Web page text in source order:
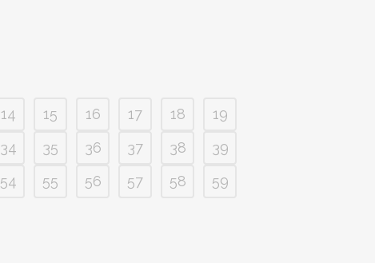
14 15 16 17 18
19
34 35 36 37 38
39
54 55 56 57 58
59